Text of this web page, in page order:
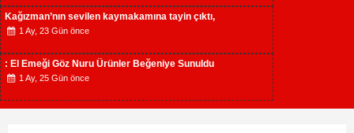
Kağızman’nın sevilen kaymakamına tayin çıktı,
1 Ay, 23 Gün önce
: El Emeği Göz Nuru Ürünler Beğeniye Sunuldu
1 Ay, 25 Gün önce